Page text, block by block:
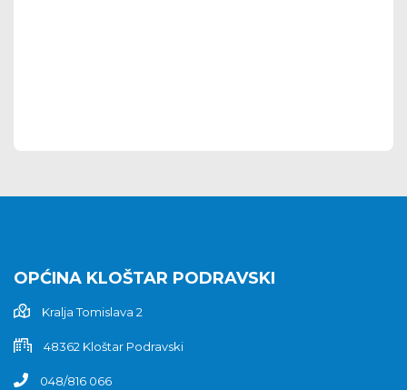
OPĆINA KLOŠTAR PODRAVSKI
Kralja Tomislava 2
48362 Kloštar Podravski
048/816 066